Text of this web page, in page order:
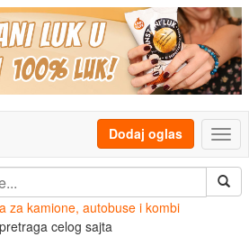
Dodaj oglas
za kamione, autobuse i kombi
pretraga celog sajta